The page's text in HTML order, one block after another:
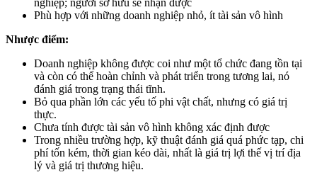
nghiệp; người sở hữu sẽ nhận được
Phù hợp với những doanh nghiệp nhỏ, ít tài sản vô hình
Nhược điểm:
Doanh nghiệp không được coi như một tổ chức đang tồn tại
và còn có thể hoàn chỉnh và phát triển trong tương lai, nó
đánh giá trong trạng thái tĩnh.
Bỏ qua phần lớn các yếu tố phi vật chất, nhưng có giá trị
thực.
Chưa tính được tài sản vô hình không xác định được
Trong nhiều trường hợp, kỹ thuật đánh giá quá phức tạp, chi
phí tốn kém, thời gian kéo dài, nhất là giá trị lợi thế vị trí địa
lý và giá trị thương hiệu.